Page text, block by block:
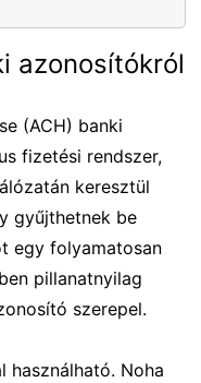
azonosítókról
(ACH) banki
fizetési rendszer,
keresztül
gyűjthetnek be
egy folyamatosan
pillanatnyilag
szerepel.
használható. Noha